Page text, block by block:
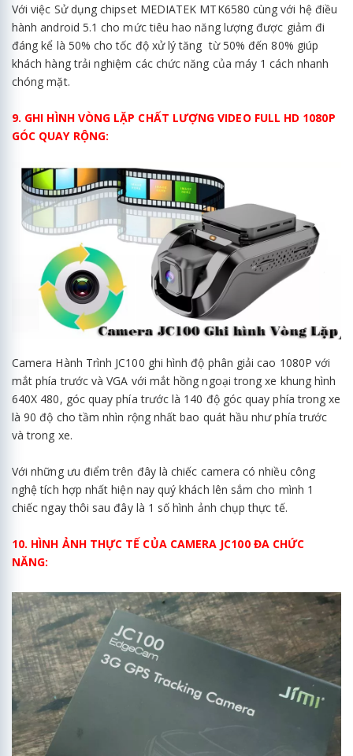
Với việc Sử dụng chipset MEDIATEK MTK6580 cùng với hệ điều
hành android 5.1 cho mức tiêu hao năng lượng được giảm đi
đáng kể là 50% cho tốc độ xử lý tăng từ 50% đến 80% giúp
khách hàng trải nghiệm các chức năng của máy 1 cách nhanh
chóng mặt.
9. GHI HÌNH VÒNG LẶP CHẤT LƯỢNG VIDEO FULL HD 1080P
GÓC QUAY RỘNG:
Camera Hành Trình JC100 ghi hình độ phân giải cao 1080P với
mắt phía trước và VGA với mắt hồng ngoại trong xe khung hình
640X 480, góc quay phía trước là 140 độ góc quay phía trong xe
là 90 độ cho tầm nhìn rộng nhất bao quát hầu như phía trước
và trong xe.
Với những ưu điểm trên đây là chiếc camera có nhiều công
nghệ tích hợp nhất hiện nay quý khách lên sắm cho mình 1
chiếc ngay thôi sau đây là 1 số hình ảnh chụp thực tế.
10. HÌNH ẢNH THỰC TẾ CỦA CAMERA JC100 ĐA CHỨC
NĂNG: